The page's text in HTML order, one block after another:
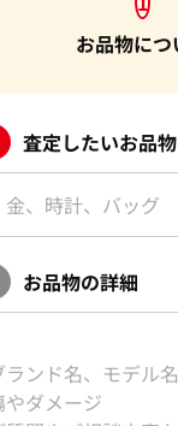
お品物につ
査定したいお品物
お品物の詳細